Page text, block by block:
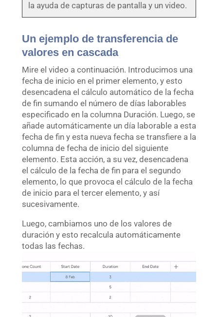
la ayuda de capturas de pantalla y un video.
Un ejemplo de transferencia de
valores en cascada
Mire el video a continuación. Introducimos una
fecha de inicio en el primer elemento, y esto
desencadena el cálculo automático de la fecha
de fin sumando el número de días laborables
especificado en la columna Duración. Luego, se
añade automáticamente un día laborable a esta
fecha de fin y esta nueva fecha se transfiere a la
columna de fecha de inicio del siguiente
elemento. Esta acción, a su vez, desencadena
el cálculo de la fecha de fin para el segundo
elemento, lo que provoca el cálculo de la fecha
de inicio para el tercer elemento, y así
sucesivamente.
Luego, cambiamos uno de los valores de
duración y esto recalcula automáticamente
todas las fechas.